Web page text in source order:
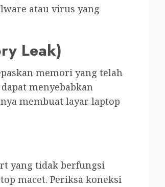
atau virus yang
Leak)
memori yang telah
menyebabkan
membuat layar laptop
yang tidak berfungsi
macet. Periksa koneksi